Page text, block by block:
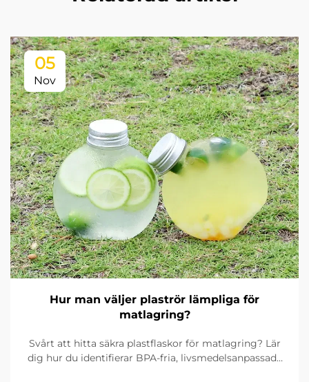
05
Nov
Hur man väljer plaströr lämpliga för
matlagring?
Svårt att hitta säkra plastflaskor för matlagring? Lär
dig hur du identifierar BPA-fria, livsmedelsanpassade